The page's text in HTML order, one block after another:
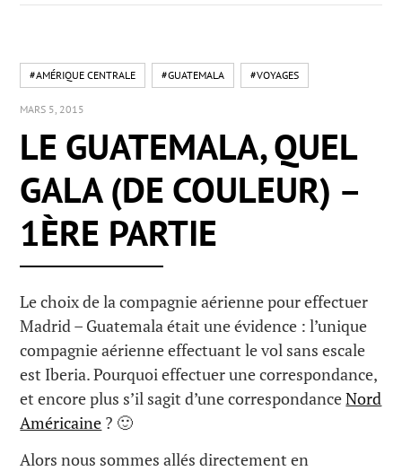
#AMÉRIQUE CENTRALE #GUATEMALA #VOYAGES
MARS 5, 2015
LE GUATEMALA, QUEL
GALA (DE COULEUR) –
1ÈRE PARTIE
Le choix de la compagnie aérienne pour effectuer
Madrid – Guatemala était une évidence : l’unique
compagnie aérienne effectuant le vol sans escale
est Iberia. Pourquoi effectuer une correspondance,
et encore plus s’il sagit d’une correspondanceNord
Américaine ? 🙂
Alors nous sommes allés directement en